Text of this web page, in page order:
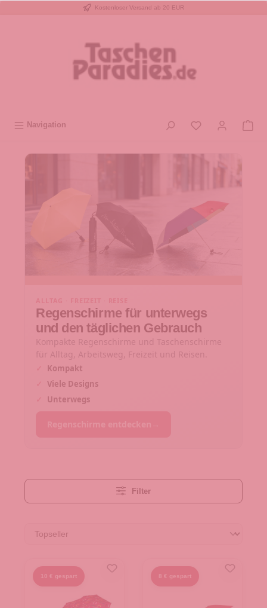
Kostenloser Versand ab 20 EUR
Navigation
Regenschirme für unterwegs
und den täglichen Gebrauch
Kompakte Regenschirme und Taschenschirme
für Alltag, Arbeitsweg, Freizeit und Reisen.
Kompakt
Viele Designs
Unterwegs
Filter
10 € gespart 8 € gespart